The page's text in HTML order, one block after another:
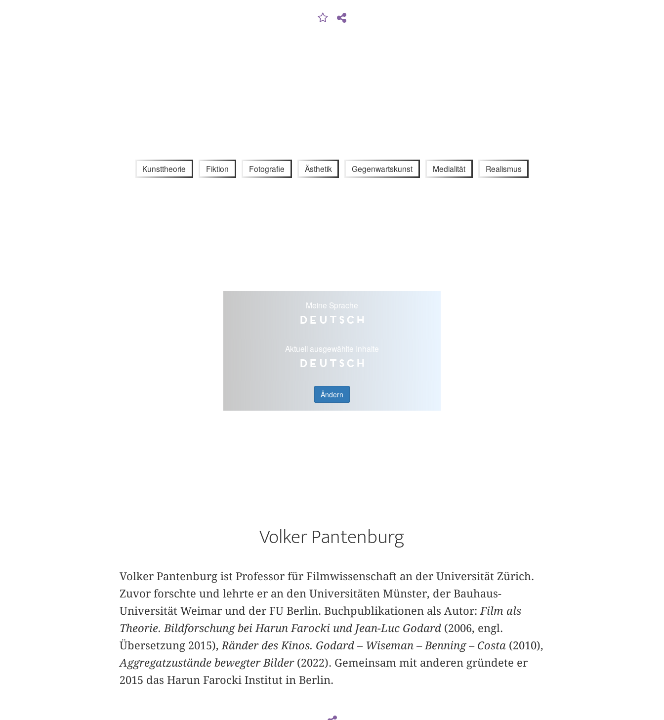
Kunsttheorie Fiktion Fotografie Ästhetik Gegenwartskunst Medialität Realismus
Meine Sprache
Deutsch
Aktuell ausgewählte Inhalte
Deutsch
Ändern
Volker Pantenburg
Volker Pantenburg ist Professor für Filmwissenschaft an der Universität Zürich.
Zuvor forschte und lehrte er an den Universitäten Münster, der Bauhaus-
Universität Weimar und der FU Berlin. Buchpublikationen als Autor: Film als
Theorie. Bildforschung bei Harun Farocki und Jean-Luc Godard(2006, engl.
Übersetzung 2015), Ränder des Kinos. Godard – Wiseman – Benning – Costa(2010),
Aggregatzustände bewegter Bilder (2022). Gemeinsam mit anderen gründete er
2015 das Harun Farocki Institut in Berlin.